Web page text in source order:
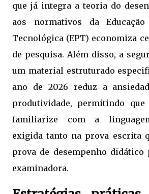
que já integra a teoria do
aos normativos da
Tecnológica (EPT) economiza
de pesquisa. Além disso, a
um material estruturado
ano de 2026 reduz a
produtividade, permitindo
familiarize com a
exigida tanto na prova escrita
prova de desempenho didático
examinadora.